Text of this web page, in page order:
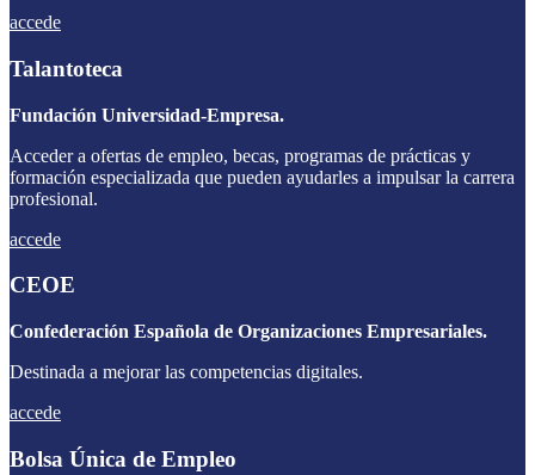
accede
Talantoteca
Fundación Universidad-Empresa.
Acceder a ofertas de empleo, becas, programas de prácticas y
formación especializada que pueden ayudarles a impulsar la carrera
profesional.
accede
CEOE
Confederación Española de Organizaciones Empresariales.
Destinada a mejorar las competencias digitales.
accede
Bolsa Única de Empleo